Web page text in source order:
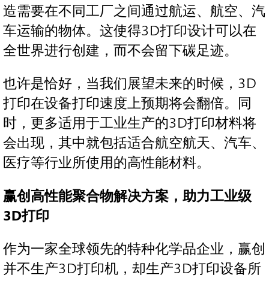
造需要在不同工厂之间通过航运、航空、汽
车运输的物体。这使得3D打印设计可以在
全世界进行创建，而不会留下碳足迹。
也许是恰好，当我们展望未来的时候，3D
打印在设备打印速度上预期将会翻倍。同
时，更多适用于工业生产的3D打印材料将
会出现，其中就包括适合航空航天、汽车、
医疗等行业所使用的高性能材料。
赢创高性能聚合物解决方案，助力工业级
3D打印
作为一家全球领先的特种化学品企业，赢创
并不生产3D打印机，却生产3D打印设备所